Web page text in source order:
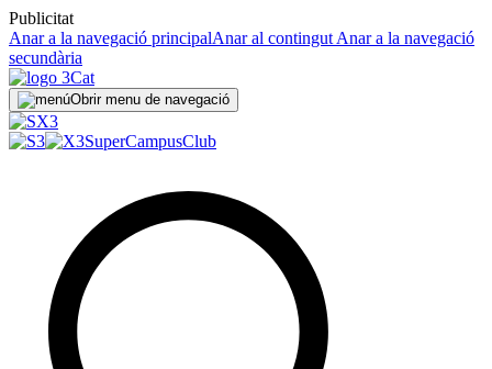
Publicitat
Anar a la navegació principalAnar al contingut Anar a la navegació
secundària
Obrir menu de navegació
SuperCampusClub